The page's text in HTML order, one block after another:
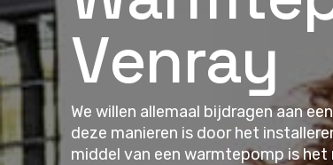
Venray
We willen allemaal bijdragen aan
deze manieren is door het
middel van een warmtepomp is